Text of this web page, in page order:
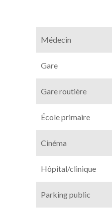
Médecin
Gare
Gare routière
École primaire
Cinéma
Hôpital/clinique
Parking public